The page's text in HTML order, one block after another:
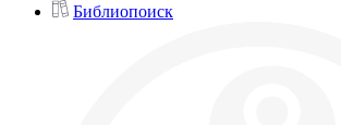
Библиопоиск